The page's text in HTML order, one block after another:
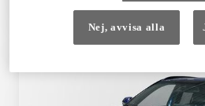
Nej, avvisa alla